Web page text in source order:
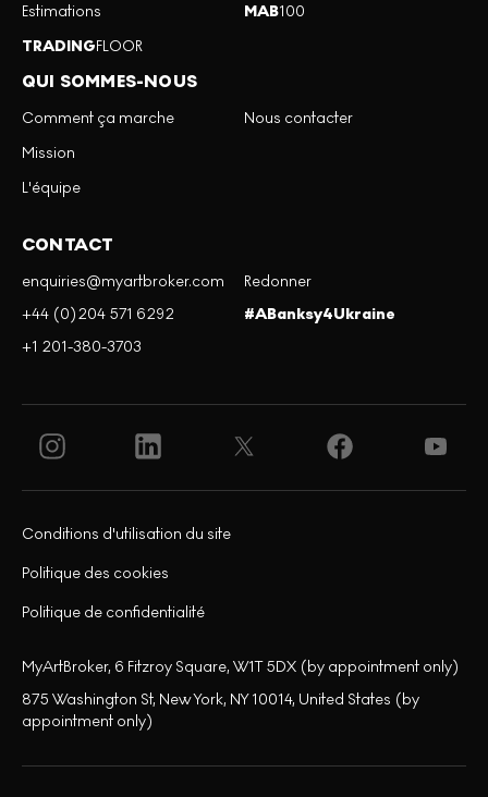
Estimations
TRADINGFLOOR
MAB100
QUI SOMMES-NOUS
Comment ça marche
Mission
L'équipe
Nous contacter
CONTACT
enquiries@myartbroker.com
+44 (0)204 571 6292
+1 201-380-3703
Redonner
#ABanksy4Ukraine
Politique de confidentialité
Politique des cookies
Conditions d'utilisation du site
MyArtBroker, 6 Fitzroy Square, W1T 5DX (by appointment only)
875 Washington St, New York, NY 10014, United States (by
appointment only)